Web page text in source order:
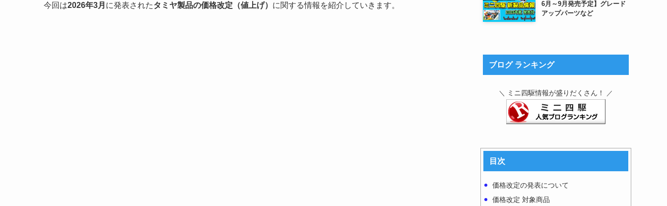
今回は2026年3月 に発表されたタミヤ製品の価格改定（値上げ） に関する情報を紹介していきます。
6月～9月発売予定】グレード
アップパーツなど
ブログ ランキング
＼ ミニ四駆情報が盛りだくさん！ ／
目次
価格改定の発表について
価格改定 対象商品